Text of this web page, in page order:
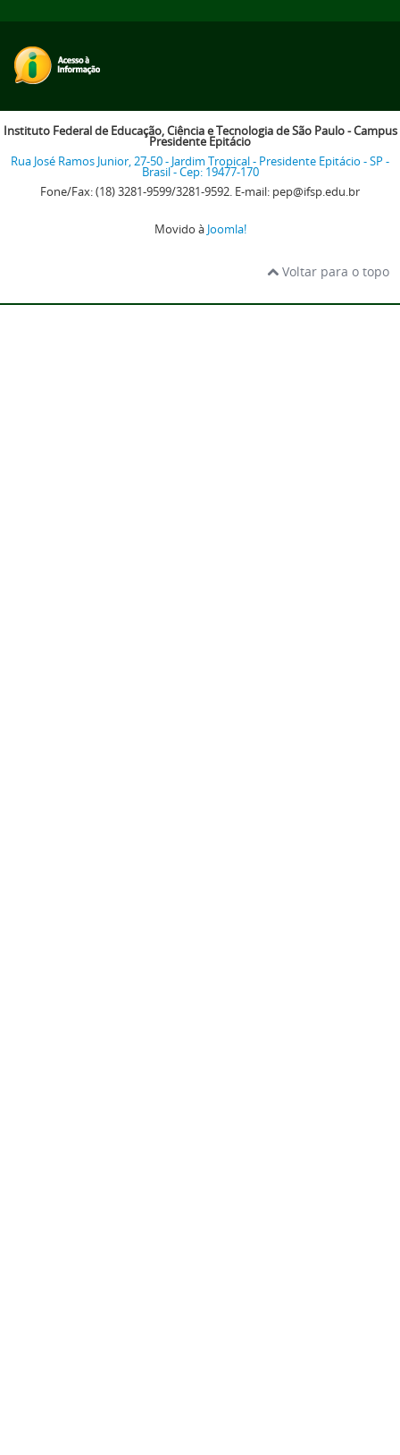
Instituto Federal de Educação, Ciência e Tecnologia de São Paulo - Campus
Presidente Epitácio
Rua José Ramos Junior, 27-50 - Jardim Tropical - Presidente Epitácio - SP -
Brasil - Cep: 19477-170
Fone/Fax: (18) 3281-9599/3281-9592. E-mail: pep@ifsp.edu.br
Movido à Joomla!
Voltar para o topo